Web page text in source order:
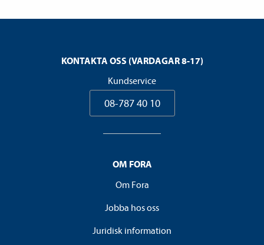
KONTAKTA OSS (VARDAGAR 8-17)
Kundservice
08-787 40 10
OM FORA
Om Fora
Jobba hos oss
Juridisk information